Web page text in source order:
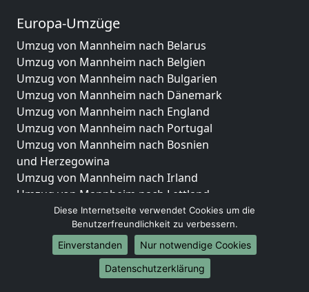
Europa-Umzüge
Umzug von Mannheim nach Belarus
Umzug von Mannheim nach Belgien
Umzug von Mannheim nach Bulgarien
Umzug von Mannheim nach Dänemark
Umzug von Mannheim nach England
Umzug von Mannheim nach Portugal
Umzug von Mannheim nach Bosnien
und Herzegowina
Umzug von Mannheim nach Irland
Umzug von Mannheim nach Lettland
Umzug von Mannheim nach Zypern
Umzug von Mannheim nach Kroatien
Umzug von Mannheim nach Estland
Umzug von Mannheim nach Finnland
Umzug von Mannheim nach Frankreich
Diese Internetseite verwendet Cookies um die
Benutzerfreundlichkeit zu verbessern.
Einverstanden
Nur notwendige Cookies
Datenschutzerklärung